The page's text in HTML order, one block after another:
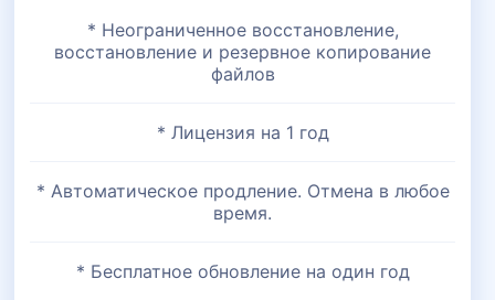
* Неограниченное восстановление,
восстановление и резервное копирование
файлов
* Лицензия на 1 год
* Автоматическое продление. Отмена в любое
время.
* Бесплатное обновление на один год